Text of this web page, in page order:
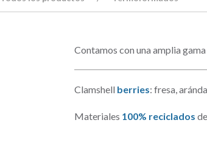
Contamos con una amplia
Clamshell berries: fresa,
Materiales 100% reciclados